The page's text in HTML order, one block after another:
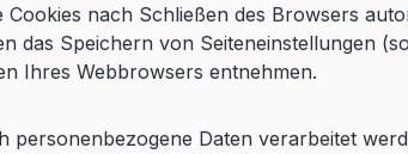
nach Schließen des Browsers
das Speichern von Seiteneinstellungen
Ihres Webbrowsers entnehmen.
Daten verarbeitet